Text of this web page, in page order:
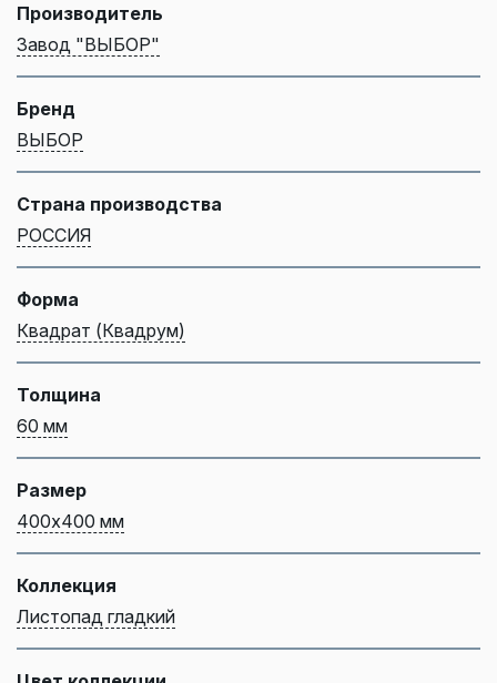
Производитель
Завод "ВЫБОР"
Бренд
ВЫБОР
Страна производства
РОССИЯ
Форма
Квадрат (Квадрум)
Толщина
60 мм
Размер
400х400 мм
Коллекция
Листопад гладкий